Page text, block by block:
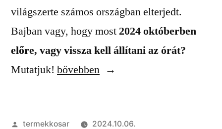
világszerte számos országban elterjedt.
Bajban vagy, hogy most 2024 októberben
előre, vagy vissza kell állítani az órát?
Mutatjuk! „2024-
bővebben
Szerző:
termekkosar
2024.10.06.